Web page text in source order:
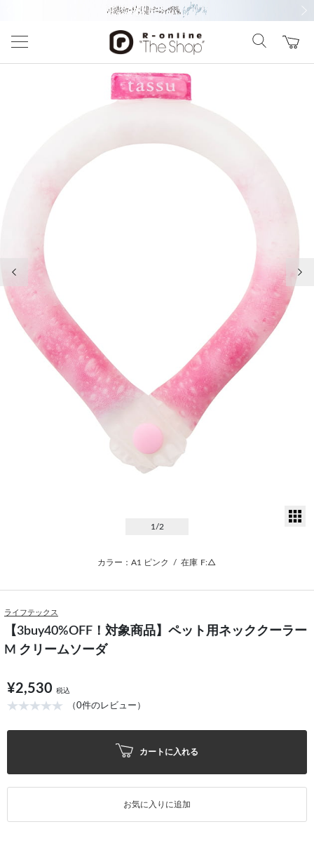
前の画像
1 /2
カラー：A1 ピンク / 在庫 F:△
ライフテックス
【3buy40%OFF！対象商品】ペット用ネッククーラー
M クリームソーダ
¥2,530 税込
（0件のレビュー）
カートに入れる
お気に入りに追加